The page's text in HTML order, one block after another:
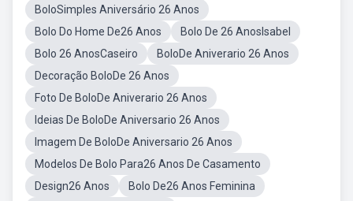
BoloSimples Aniversário 26 Anos
Bolo Do Home De26 Anos
Bolo De 26 AnosIsabel
Bolo 26 AnosCaseiro
BoloDe Aniverario 26 Anos
Decoração BoloDe 26 Anos
Foto De BoloDe Aniverario 26 Anos
Ideias De BoloDe Aniversario 26 Anos
Imagem De BoloDe Aniversario 26 Anos
Modelos De Bolo Para26 Anos De Casamento
Design26 Anos
Bolo De26 Anos Feminina